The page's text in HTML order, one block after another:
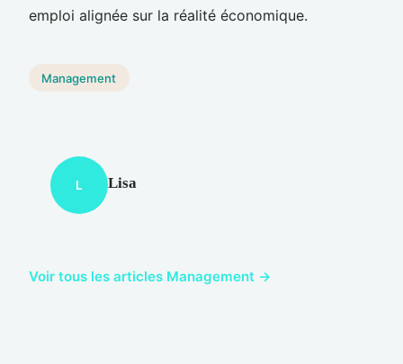
emploi alignée sur la réalité économique.
Management
L Lisa
Voir tous les articles Management →